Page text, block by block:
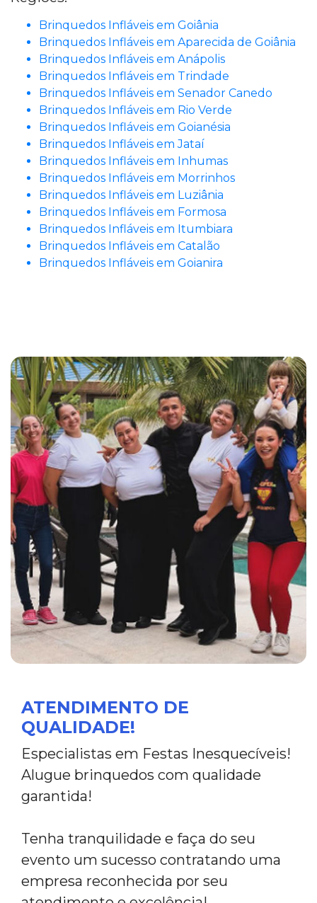
Brinquedos Infláveis em Goiânia
Brinquedos Infláveis em Aparecida de Goiânia
Brinquedos Infláveis em Anápolis
Brinquedos Infláveis em Trindade
Brinquedos Infláveis em Senador Canedo
Brinquedos Infláveis em Rio Verde
Brinquedos Infláveis em Goianésia
Brinquedos Infláveis em Jataí
Brinquedos Infláveis em Inhumas
Brinquedos Infláveis em Morrinhos
Brinquedos Infláveis em Luziânia
Brinquedos Infláveis em Formosa
Brinquedos Infláveis em Itumbiara
Brinquedos Infláveis em Catalão
Brinquedos Infláveis em Goianira
ATENDIMENTO DE
QUALIDADE!
Especialistas em Festas Inesquecíveis!
Alugue brinquedos com qualidade
garantida!
Tenha tranquilidade e faça do seu
evento um sucesso contratando uma
empresa reconhecida por seu